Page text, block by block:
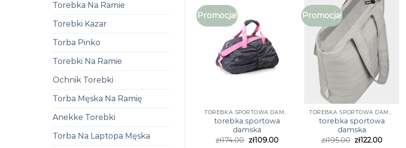
Torebka Na Ramie
Torebki Kazar
Torba Pinko
Torebki Na Ramie
Ochnik Torebki
Torba Męska Na Ramię
Anekke Torebki
Torba Na Laptopa Męska
Promocja!
torebka sportowa
damska
zł174.00 zł109.00
Promocja!
torebka sportowa
damska
zł195.00 zł122.00